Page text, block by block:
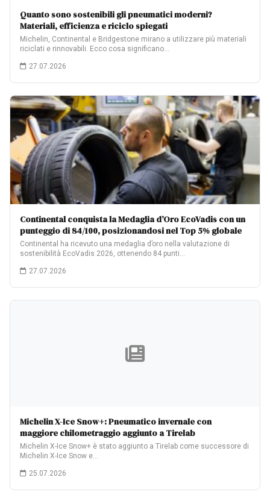
Quanto sono sostenibili gli pneumatici moderni?
Materiali, efficienza e riciclo spiegati
Michelin, Continental e Bridgestone mirano a utilizzare più materiali
riciclati e rinnovabili. Ecco cosa significano…
27.07.2026
Continental conquista la Medaglia d’Oro EcoVadis con un
punteggio di 84/100, posizionandosi nel Top 5% globale
Continental ha ricevuto una medaglia d’oro nella valutazione di
sostenibilità EcoVadis 2026, ottenendo 84 punti…
27.07.2026
Michelin X-Ice Snow+: Pneumatico invernale con
maggiore chilometraggio aggiunto a Tirelab
Michelin X-Ice Snow+ è stato aggiunto a Tirelab come successore di
Michelin X-Ice Snow e…
25.07.2026